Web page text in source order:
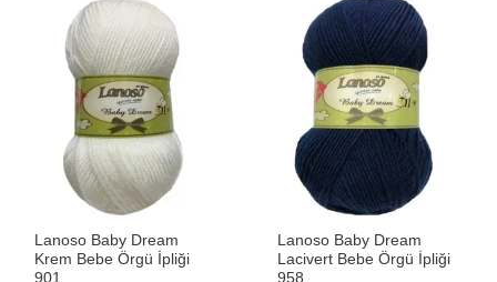
Lanoso Baby Dream
Krem Bebe Örgü İpliği
901
Lanoso Baby Dream
Lacivert Bebe Örgü İpliği
958